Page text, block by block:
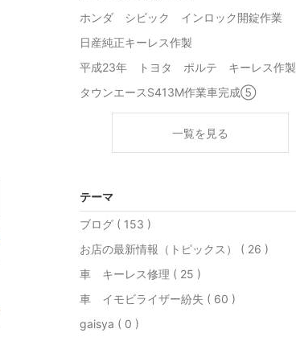
ホンダ シビック インロック開錠作業
日産純正キーレス作製
平成23年 トヨタ ポルテ キーレス作製
タウンエースS413M作業車完成⑤
一覧を見る
テーマ
ブログ ( 153 )
お店の最新情報（トピックス） ( 26 )
車 キーレス修理 ( 25 )
車 イモビライザー紛失 ( 60 )
gaisya ( 0 )